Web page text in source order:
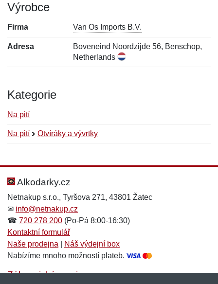
Výrobce
Firma Van Os Imports B.V.
Adresa
Boveneind Noordzijde 56, Benschop,
Netherlands
Kategorie
Na pití
Na pití Otvíráky a vývrtky
Hodnocení:
Jméno: *
Jméno:
E-mail:*
Alkodarky.cz
Netnakup s.r.o., Tyršova 271, 43801 Žatec
✉ info@netnakup.cz
☎ 720 278 200 (Po-Pá 8:00-16:30)
Kontaktní formulář
Naše prodejna
Náš výdejní box
Nabízíme mnoho možností plateb.
Zákaznický servis